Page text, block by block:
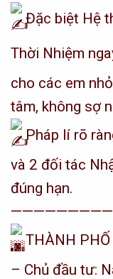
Đặc biệt Hệ
Thời Nhiệm
cho các em
tâm, không sợ
Pháp lí rõ
và 2 đối tác
đúng hạn.
THÀNH PHỐ
– Chủ đầu tư: